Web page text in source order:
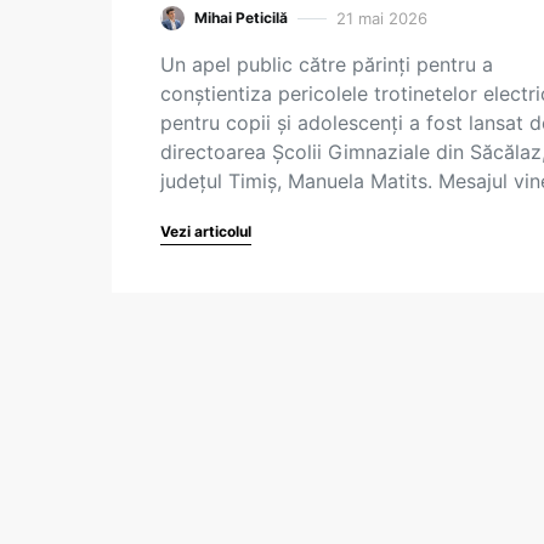
Mihai Peticilă 21 mai 2026
Un apel public către părinți pentru a
conștientiza pericolele trotinetelor
pentru copii și adolescenți a fost lansat
directoarea Școlii Gimnaziale din Săcălaz,
județul Timiș, Manuela Matits. Mesajul
Vezi articolul